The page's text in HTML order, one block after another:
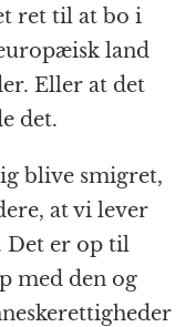
ret til at bo i
land
Eller at det
det.
blive smigret,
at vi lever
Det er op til
med den og